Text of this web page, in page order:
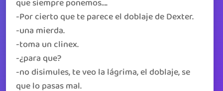
que siempre ponemos….
-Por cierto que te parece el doblaje de Dexter.
-una mierda.
-toma un clinex.
-¿para que?
-no disimules, te veo la lágrima, el doblaje, se
que lo pasas mal.